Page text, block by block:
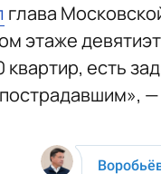
глава
этаже
квартир, есть
—